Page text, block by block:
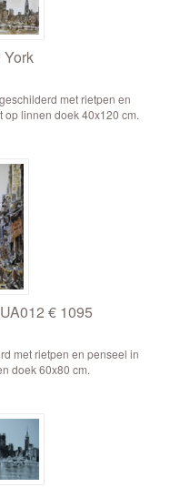
met rietpen en
linnen doek 40x120 cm.
€ 1095
met rietpen en penseel in
doek 60x80 cm.